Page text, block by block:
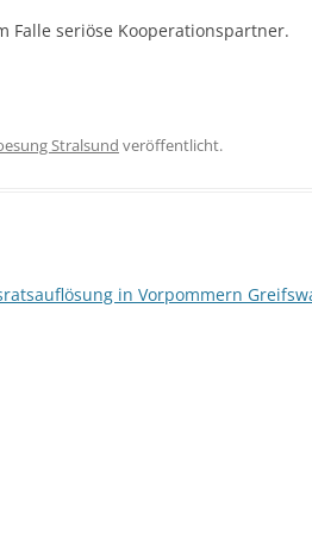
Falle seriöse Kooperationspartner.
Stralsund veröffentlicht.
in Vorpommern